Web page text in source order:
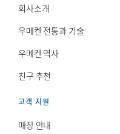
회사소개
우메켄 전통과 기술
우메켄 역사
친구 추천
고객 지원
매장 안내